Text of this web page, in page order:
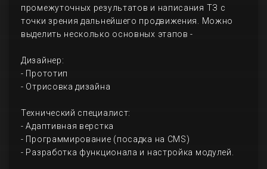
промежуточных результатов и написания ТЗ с
точки зрения дальнейшего продвижения. Можно
выделить несколько основных этапов -
Дизайнер:
- Прототип
- Отрисовка дизайна
Технический специалист:
- Адаптивная верстка
- Программирование (посадка на CMS)
- Разработка функционала и настройка модулей.